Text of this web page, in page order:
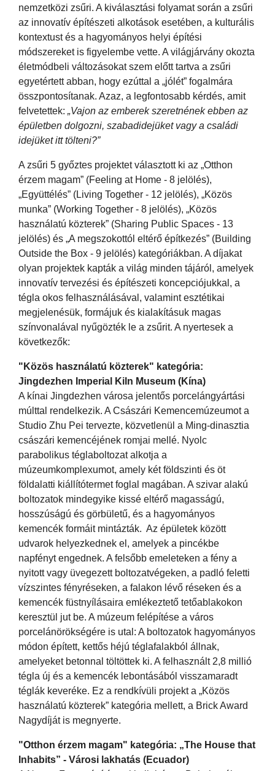
nemzetközi zsűri. A kiválasztási folyamat során a zsűri
az innovatív építészeti alkotások esetében, a kulturális
kontextust és a hagyományos helyi építési
módszereket is figyelembe vette. A világjárvány okozta
életmódbeli változásokat szem előtt tartva a zsűri
egyetértett abban, hogy ezúttal a „jólét” fogalmára
összpontosítanak. Azaz, a legfontosabb kérdés, amit
felvetettek: „Vajon az emberek szeretnének ebben az
épületben dolgozni, szabadidejüket vagy a családi
idejüket itt tölteni?”
A zsűri 5 győztes projektet választott ki az „Otthon
érzem magam” (Feeling at Home - 8 jelölés),
„Együttélés” (Living Together - 12 jelölés), „Közös
munka” (Working Together - 8 jelölés), „Közös
használatú közterek” (Sharing Public Spaces - 13
jelölés) és „A megszokottól eltérő építkezés” (Building
Outside the Box - 9 jelölés) kategóriákban. A díjakat
olyan projektek kapták a világ minden tájáról, amelyek
innovatív tervezési és építészeti koncepciójukkal, a
tégla okos felhasználásával, valamint esztétikai
megjelenésük, formájuk és kialakításuk magas
színvonalával nyűgözték le a zsűrit. A nyertesek a
következők:
"Közös használatú közterek" kategória:
Jingdezhen Imperial Kiln Museum (Kína)
A kínai Jingdezhen városa jelentős porcelángyártási
múlttal rendelkezik. A Császári Kemencemúzeumot a
Studio Zhu Pei tervezte, közvetlenül a Ming-dinasztia
császári kemencéjének romjai mellé. Nyolc
parabolikus téglaboltozat alkotja a
múzeumkomplexumot, amely két földszinti és öt
földalatti kiállítótermet foglal magában. A szivar alakú
boltozatok mindegyike kissé eltérő magasságú,
hosszúságú és görbületű, és a hagyományos
kemencék formáit mintázták. Az épületek között
udvarok helyezkednek el, amelyek a pincékbe
napfényt engednek. A felsőbb emeleteken a fény a
nyitott vagy üvegezett boltozatvégeken, a padló feletti
vízszintes fényréseken, a falakon lévő réseken és a
kemencék füstnyílásaira emlékeztető tetőablakokon
keresztül jut be. A múzeum felépítése a város
porcelánörökségére is utal: A boltozatok hagyományos
módon épített, kettős héjú téglafalakból állnak,
amelyeket betonnal töltöttek ki. A felhasznált 2,8 millió
tégla új és a kemencék lebontásából visszamaradt
téglák keveréke. Ez a rendkívüli projekt a „Közös
használatú közterek” kategória mellett, a Brick Award
Nagydíját is megnyerte.
"Otthon érzem magam" kategória: „The House that
Inhabits” - Városi lakhatás (Ecuador)